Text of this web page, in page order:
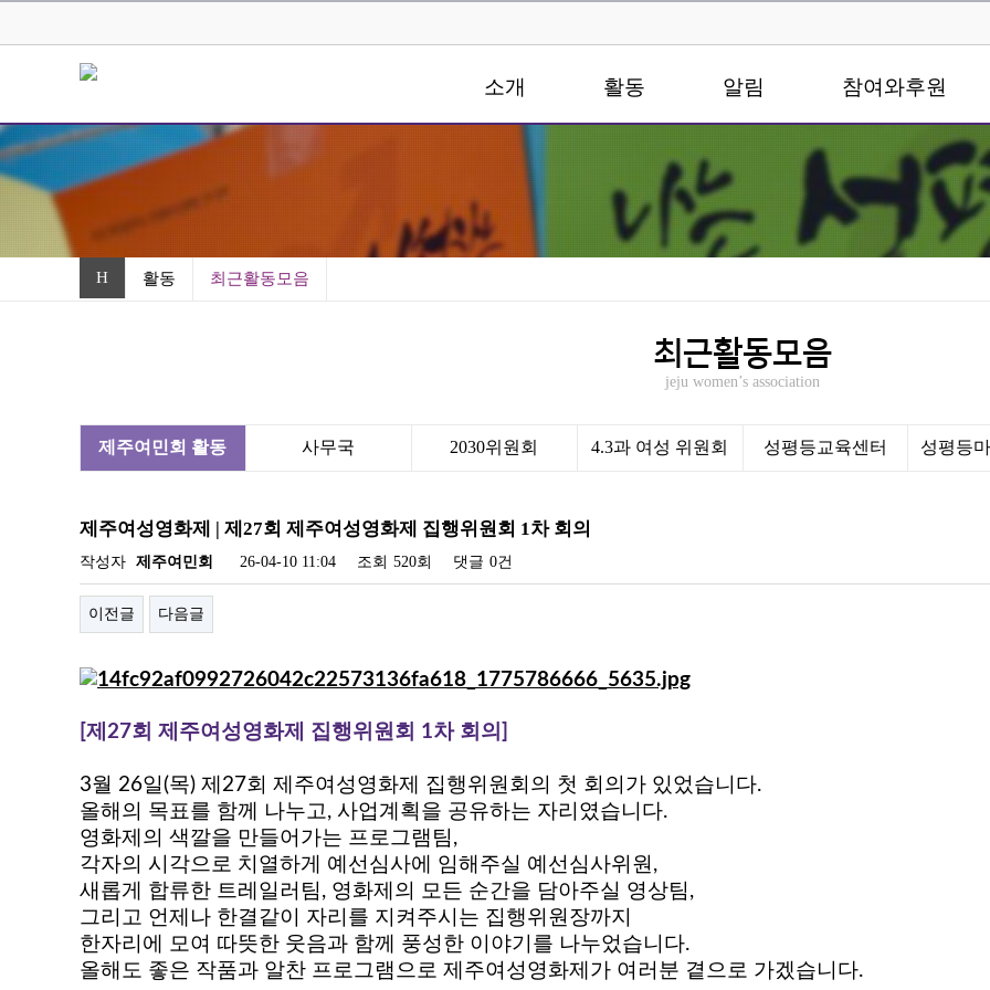
소개 활동 알림 참여와후원
H 활동 최근활동모음
최근활동모음
jeju women’s association
제주여민회 활동 사무국 2030위원회 4.3과 여성 위원회 성평등교육센터 성평등
제주여성영화제 | 제27회 제주여성영화제 집행위원회 1차 회의
작성자 제주여민회 26-04-10 11:04 조회 520회 댓글 0건
이전글 다음글
[제27회 제주여성영화제 집행위원회 1차 회의]
3월 26일(목) 제27회 제주여성영화제 집행위원회의 첫 회의가 있었습니다.
올해의 목표를 함께 나누고, 사업계획을 공유하는 자리였습니다.
영화제의 색깔을 만들어가는 프로그램팀,
각자의 시각으로 치열하게 예선심사에 임해주실 예선심사위원,
새롭게 합류한 트레일러팀, 영화제의 모든 순간을 담아주실 영상팀,
그리고 언제나 한결같이 자리를 지켜주시는 집행위원장까지
한자리에 모여 따뜻한 웃음과 함께 풍성한 이야기를 나누었습니다.
올해도 좋은 작품과 알찬 프로그램으로 제주여성영화제가 여러분 곁으로 가겠습니다.